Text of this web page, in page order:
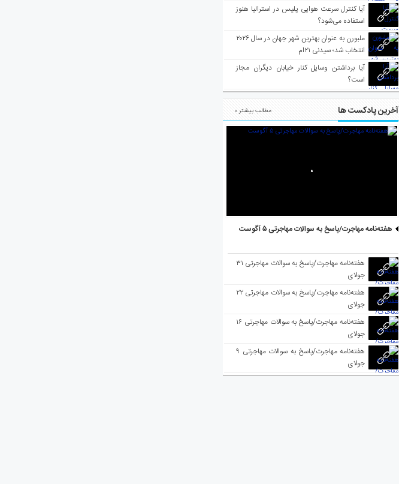
آیا کنترل سرعت هوایی پلیس در استرالیا هنوز
استفاده می‌شود؟
ملبورن به عنوان بهترین شهر جهان در سال ۲۰۲۶
انتخاب شد؛ سیدنی ۲۱‌ام
آیا برداشتن وسایل کنار خیابان دیگران مجاز
است؟
آخرین پادکست ها مطالب بیشتر »
هفته‌نامه مهاجرت/پاسخ به سوالات مهاجرتی ۵ آگوست
هفته‌نامه مهاجرت/پاسخ به سوالات مهاجرتی ۳۱
جولای
هفته‌نامه مهاجرت/پاسخ به سوالات مهاجرتی ۲۲
جولای
هفته‌نامه مهاجرت/پاسخ به سوالات مهاجرتی ۱۶
جولای
هفته‌نامه مهاجرت/پاسخ به سوالات مهاجرتی ۹
جولای